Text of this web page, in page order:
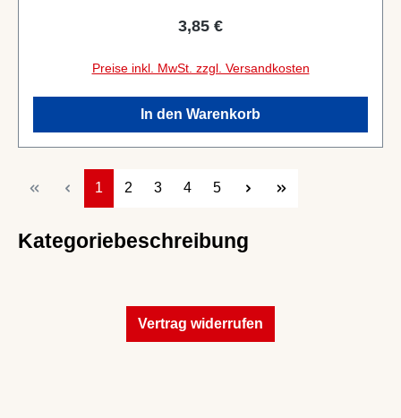
Regulärer Preis:
3,85 €
Preise inkl. MwSt. zzgl. Versandkosten
In den Warenkorb
Seite
1 Seite
2 Seite
3 Seite
4 Seite
5
Kategoriebeschreibung
Vertrag widerrufen